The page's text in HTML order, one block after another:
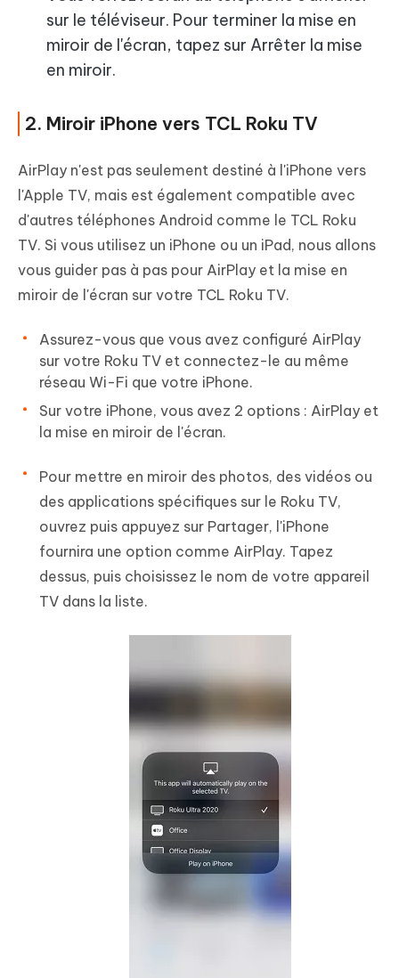
sur le téléviseur. Pour terminer la mise en
miroir de l'écran, tapez sur Arrêter la mise
en miroir.
2. Miroir iPhone vers TCL Roku TV
AirPlay n'est pas seulement destiné à l'iPhone vers
l'Apple TV, mais est également compatible avec
d'autres téléphones Android comme le TCL Roku
TV. Si vous utilisez un iPhone ou un iPad, nous allons
vous guider pas à pas pour AirPlay et la mise en
miroir de l'écran sur votre TCL Roku TV.
Assurez-vous que vous avez configuré AirPlay
sur votre Roku TV et connectez-le au même
réseau Wi-Fi que votre iPhone.
Sur votre iPhone, vous avez 2 options : AirPlay et
la mise en miroir de l'écran.
Pour mettre en miroir des photos, des vidéos ou
des applications spécifiques sur le Roku TV,
ouvrez puis appuyez sur Partager, l'iPhone
fournira une option comme AirPlay. Tapez
dessus, puis choisissez le nom de votre appareil
TV dans la liste.